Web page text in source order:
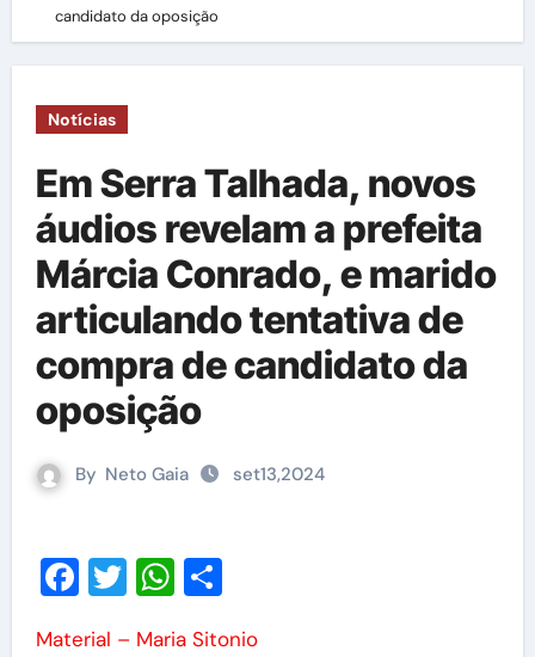
candidato da oposição
Notícias
Em Serra Talhada, novos
áudios revelam a prefeita
Márcia Conrado, e marido
articulando tentativa de
compra de candidato da
oposição
By Neto Gaia set13,2024
Facebook
TwitterWhatsApp
Share
Material – Maria Sitonio